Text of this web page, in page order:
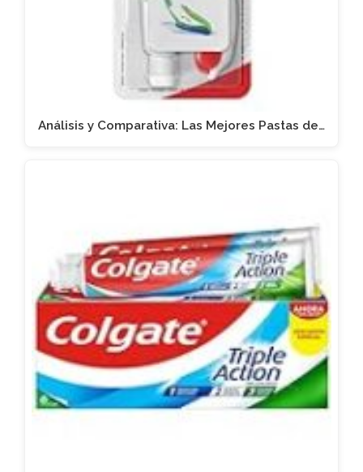
Análisis y Comparativa: Las Mejores Pastas de…